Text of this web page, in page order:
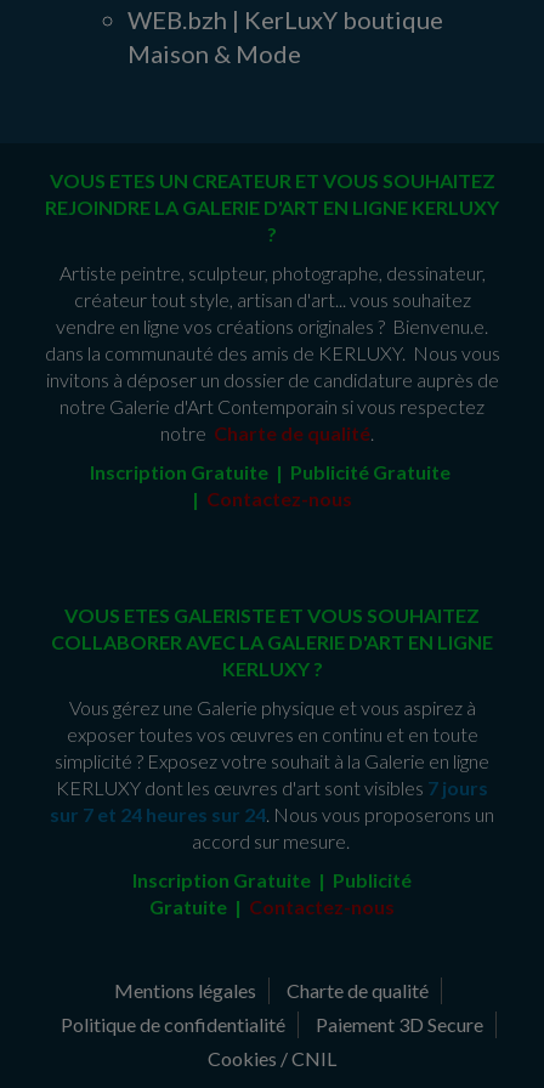
WEB.bzh | KerLuxY boutique
Maison & Mode
VOUS ETES UN CREATEUR ET VOUS SOUHAITEZ
REJOINDRE LA GALERIE D'ART EN LIGNE KERLUXY
?
Artiste peintre, sculpteur, photographe, dessinateur,
créateur tout style, artisan d'art... vous souhaitez
vendre en ligne vos créations originales ? Bienvenu.e.
dans la communauté des amis de KERLUXY. Nous vous
invitons à déposer un dossier de candidature auprès de
notre Galerie d'Art Contemporain si vous respectez
notre Charte de qualité.
Inscription Gratuite | Publicité Gratuite
| Contactez-nous
VOUS ETES GALERISTE ET VOUS SOUHAITEZ
COLLABORER AVEC LA GALERIE D'ART EN LIGNE
KERLUXY ?
Vous gérez une Galerie physique et vous aspirez à
exposer toutes vos œuvres en continu et en toute
simplicité ? Exposez votre souhait à la Galerie en ligne
KERLUXY dont les œuvres d'art sont visibles 7 jours
sur 7 et 24 heures sur 24. Nous vous proposerons un
accord sur mesure.
Inscription Gratuite | Publicité
Gratuite | Contactez-nous
Mentions légales
Charte de qualité
Politique de confidentialité
Paiement 3D Secure
Cookies / CNIL